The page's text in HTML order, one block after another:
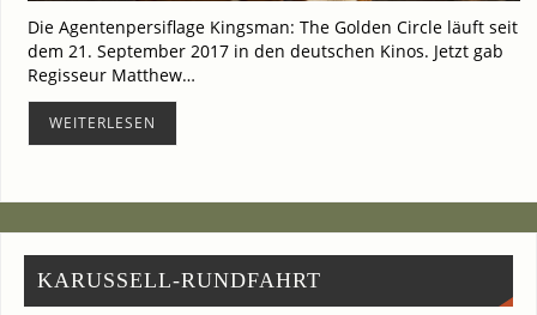
Die Agen­ten­per­si­fla­ge King­s­man: The Gol­den Cir­cle läuft seit
dem 21. Sep­tem­ber 2017 in den deut­schen Kinos. Jetzt gab
Regis­seur Matthew…
WEI­TER­LE­SEN
KARUSSELL-RUNDFAHRT